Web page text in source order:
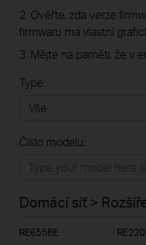
2. Ověřte, zda verze
firmwaru má vlastní
3. Mějte na paměti, že v
Type:
Business
ISP
Číslo modelu:
Domácí síť >
RE655BE